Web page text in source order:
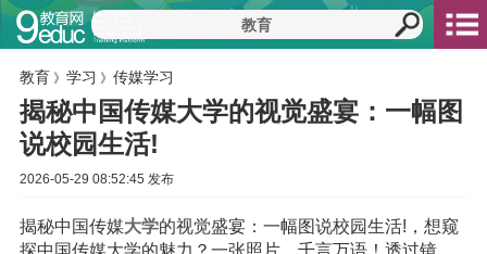
教育 》 学习 》 传媒学习
揭秘中国传媒大学的视觉盛宴：一幅图
说校园生活!
2026-05-29 08:52:45 发布
揭秘中国传媒大学的视觉盛宴：一幅图说校园生活!，想窥
探中国传媒大学的魅力？一张照片，千言万语！透过镜